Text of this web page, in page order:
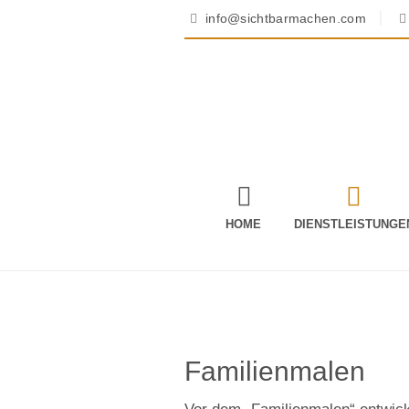
info@sichtbarmachen.com
HOME
Familienmalen